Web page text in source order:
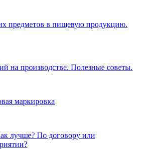
предметов в пищевую продукцию.
на производстве. Полезные советы.
маркировка
лучше? По договору или